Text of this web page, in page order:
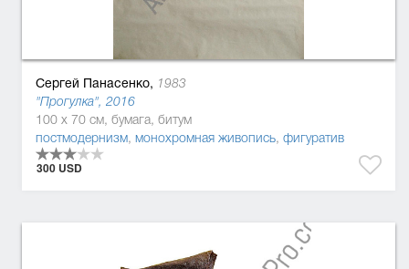
Сергей Панасенко, 1983
"Прогулка", 2016
100 x 70 см, бумага, битум
постмодернизм, монохромная живопись, фигуратив
300 USD